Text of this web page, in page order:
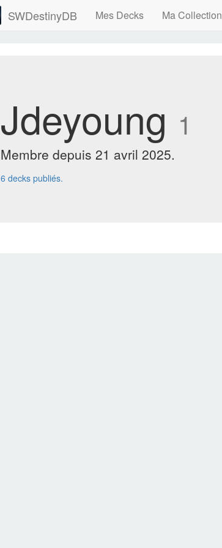
SWDestinyDB Mes Decks Ma Collection
Jdeyoung 1
Membre depuis 21 avril 2025.
6 decks publiés.